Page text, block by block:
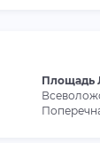
Площадь